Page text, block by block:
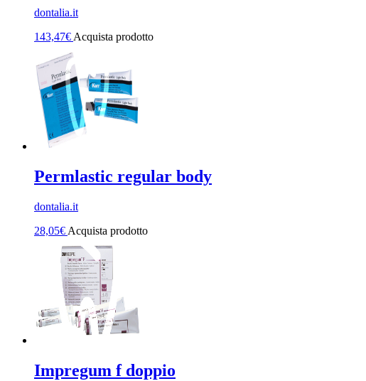
dontalia.it
143,47€ Acquista prodotto
Permlastic regular body
dontalia.it
28,05€ Acquista prodotto
Impregum f doppio